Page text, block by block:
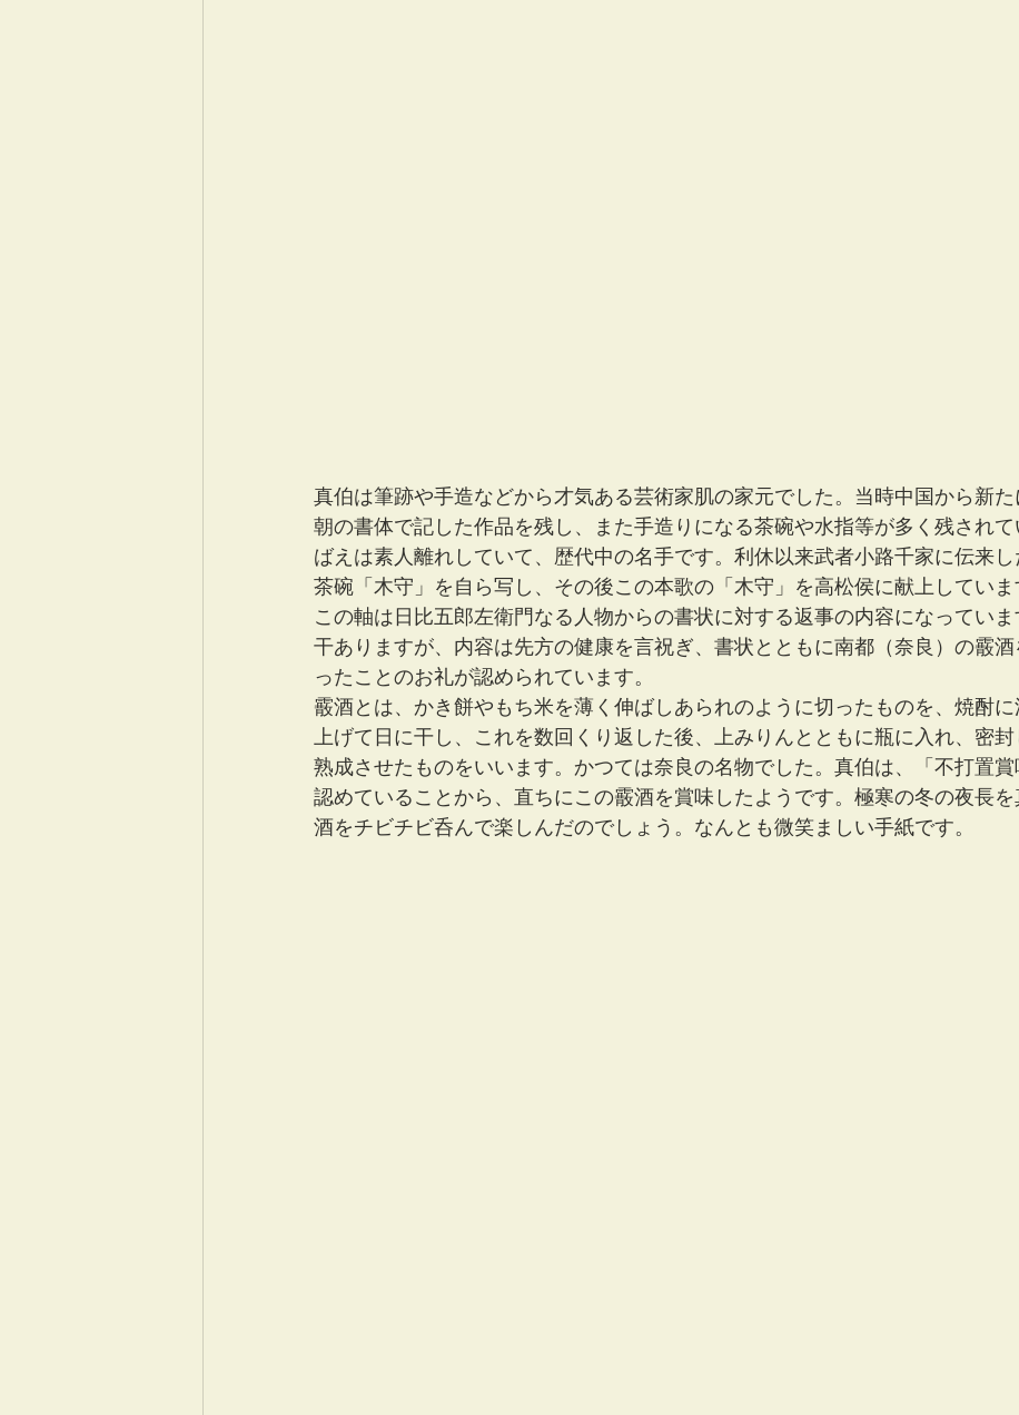
真伯は筆跡や手造などから才気ある芸術家肌の家元でした。当時中国から新た
朝の書体で記した作品を残し、また手造りになる茶碗や水指等が多く残されて
ばえは素人離れしていて、歴代中の名手です。利休以来武者小路千家に伝来
茶碗「木守」を自ら写し、その後この本歌の「木守」を高松侯に献上していま
この軸は日比五郎左衛門なる人物からの書状に対する返事の内容になってい
干ありますが、内容は先方の健康を言祝ぎ、書状とともに南都（奈良）の霰酒
ったことのお礼が認められています。
霰酒とは、かき餅やもち米を薄く伸ばしあられのように切ったものを、焼酎に
上げて日に干し、これを数回くり返した後、上みりんとともに瓶に入れ、密
熟成させたものをいいます。かつては奈良の名物でした。真伯は、「不打置賞
認めていることから、直ちにこの霰酒を賞味したようです。極寒の冬の夜長
酒をチビチビ呑んで楽しんだのでしょう。なんとも微笑ましい手紙です。